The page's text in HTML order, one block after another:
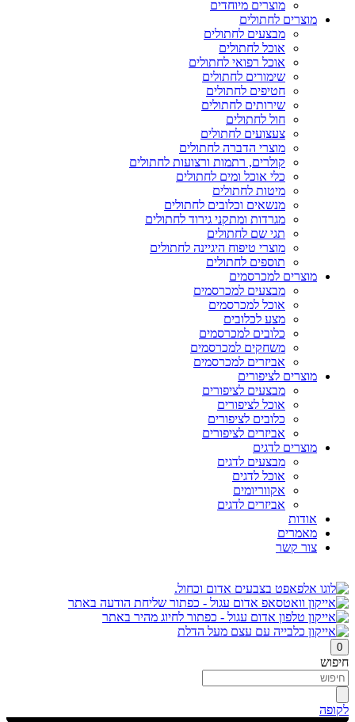
מוצרים מיוחדים
מוצרים לחתולים
מבצעים לחתולים
אוכל לחתולים
אוכל רפואי לחתולים
שימורים לחתולים
חטיפים לחתולים
שירותים לחתולים
חול לחתולים
צעצועים לחתולים
מוצרי הדברה לחתולים
קולרים, רתמות ורצועות לחתולים
כלי אוכל ומים לחתולים
מיטות לחתולים
מנשאים וכלובים לחתולים
מגרדות ומתקני גירוד לחתולים
תגי שם לחתולים
מוצרי טיפוח היגיינה לחתולים
תוספים לחתולים
מוצרים למכרסמים
מבצעים למכרסמים
אוכל למכרסמים
מצע לכלובים
כלובים למכרסמים
משחקים למכרסמים
אביזרים למכרסמים
מוצרים לציפורים
מבצעים לציפורים
אוכל לציפורים
כלובים לציפורים
אביזרים לציפורים
מוצרים לדגים
מבצעים לדגים
אוכל לדגים
אקווריומים
אביזרים לדגים
אודות
מאמרים
צור קשר
0
חיפוש
לקופה